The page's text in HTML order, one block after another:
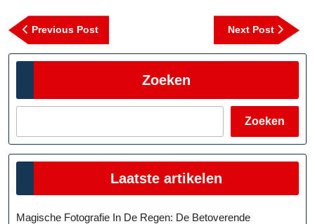
Berichtnavigatie
Previous PostPrevious
Post
Next Post
Next
Post
Zoeken
Zoeken
Laatste artikelen
Magische Fotografie In De Regen: De Betoverende